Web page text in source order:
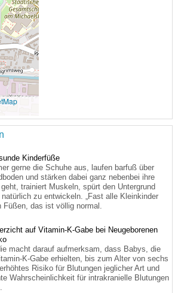
Kinderfüße
gerne die Schuhe aus, laufen barfuß über
und stärken dabei ganz nebenbei ihre
trainiert Muskeln, spürt den Untergrund
zu entwickeln. „Fast alle Kleinkinder
Füßen, das ist völlig normal.
auf Vitamin-K-Gabe bei Neugeborenen
macht darauf aufmerksam, dass Babys, die
K-Gabe erhielten, bis zum Alter von sechs
Risiko für Blutungen jeglicher Art und
Wahrscheinlichkeit für intrakranielle Blutungen